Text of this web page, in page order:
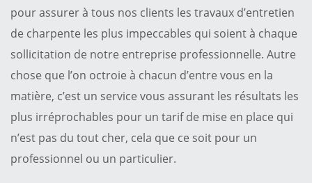
pour assurer à tous nos clients les travaux d’entretien
de charpente les plus impeccables qui soient à chaque
sollicitation de notre entreprise professionnelle. Autre
chose que l’on octroie à chacun d’entre vous en la
matière, c’est un service vous assurant les résultats les
plus irréprochables pour un tarif de mise en place qui
n’est pas du tout cher, cela que ce soit pour un
professionnel ou un particulier.